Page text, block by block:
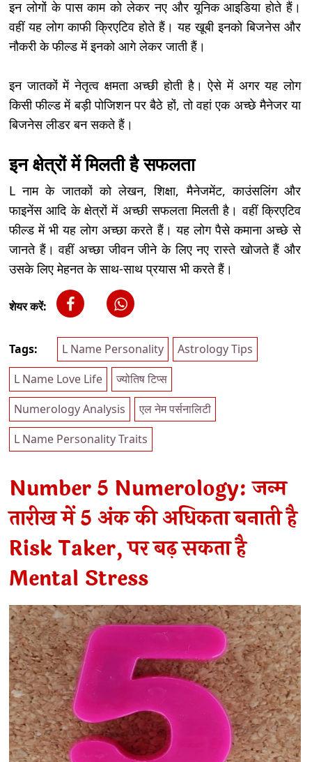
इन लोगों के पास काम को लेकर नए और यूनिक आइडिया होते हैं।
वहीं यह लोग काफी क्रिएटिव होते हैं। यह खूबी इनको बिजनेस और
नौकरी के फील्ड में इनको आगे लेकर जाती हैं।
इन जातकों में नेतृत्व क्षमता अच्छी होती है। ऐसे में अगर यह लोग
किसी फील्ड में बड़ी पोजिशन पर बैठे हों, तो वहां एक अच्छे मैनेजर या
बिजनेस लीडर बन सकते हैं।
इन क्षेत्रों में मिलती है सफलता
L नाम के जातकों को लेखन, शिक्षा, मैनेजमेंट, काउंसलिंग और
फाइनेंस आदि के क्षेत्रों में अच्छी सफलता मिलती है। वहीं क्रिएटिव
फील्ड में भी यह लोग अच्छा करते हैं। यह लोग पैसे कमाना अच्छे से
जानते हैं। वहीं अच्छा जीवन जीने के लिए नए रास्ते खोजते हैं और
उसके लिए मेहनत के साथ-साथ प्रयास भी करते हैं।
शेयर करें:
Tags: L Name Personality
Astrology Tips
L Name Love Life
ज्योतिष टिप्स
Numerology Analysis
एल नेम पर्सनालिटी
L Name Personality Traits
Number 5 Numerology: जन्म
तारीख में 5 अंक की अधिकता बनाती है
Risk Taker, पर बढ़ सकता है
Mental Stress